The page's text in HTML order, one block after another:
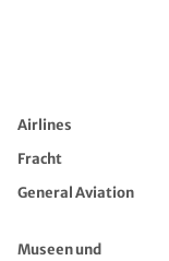
Airlines
Fracht
General Aviation
Museen und